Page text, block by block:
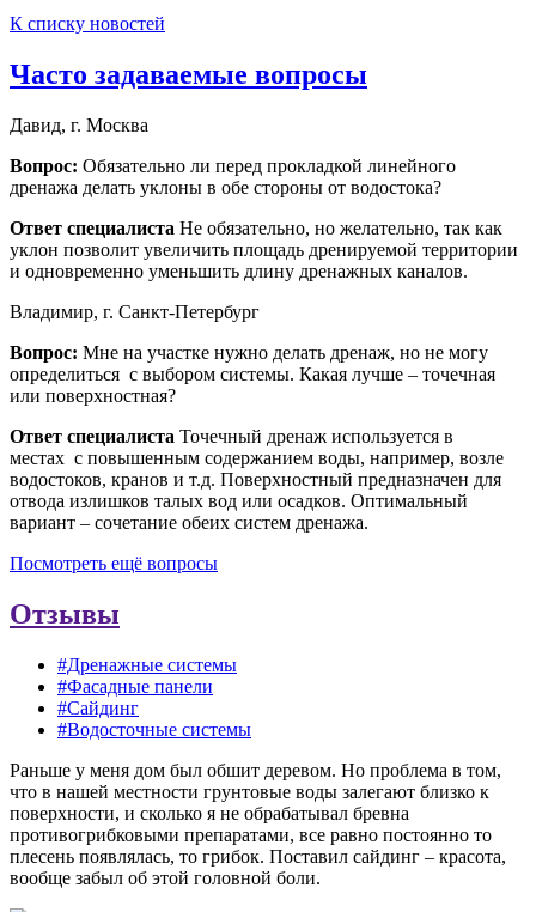
К списку новостей
Часто задаваемые вопросы
Давид, г. Москва
Вопрос: Обязательно ли перед прокладкой линейного
дренажа делать уклоны в обе стороны от водостока?
Ответ специалиста Не обязательно, но желательно, так как
уклон позволит увеличить площадь дренируемой территории
и одновременно уменьшить длину дренажных каналов.
Владимир, г. Санкт-Петербург
Вопрос: Мне на участке нужно делать дренаж, но не могу
определиться с выбором системы. Какая лучше – точечная
или поверхностная?
Ответ специалиста Точечный дренаж используется в
местах с повышенным содержанием воды, например, возле
водостоков, кранов и т.д. Поверхностный предназначен для
отвода излишков талых вод или осадков. Оптимальный
вариант – сочетание обеих систем дренажа.
Посмотреть ещё вопросы
Отзывы
#Дренажные системы
#Фасадные панели
#Сайдинг
#Водосточные системы
Раньше у меня дом был обшит деревом. Но проблема в том,
что в нашей местности грунтовые воды залегают близко к
поверхности, и сколько я не обрабатывал бревна
противогрибковыми препаратами, все равно постоянно то
плесень появлялась, то грибок. Поставил сайдинг – красота,
вообще забыл об этой головной боли.